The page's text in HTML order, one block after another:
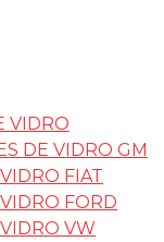
VIDRO
DE VIDRO GM
FIAT
FORD
VW